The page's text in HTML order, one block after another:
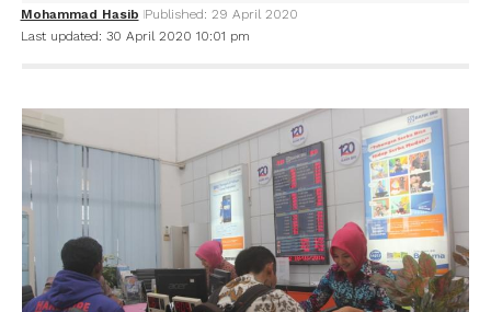
Last updated: 30 April 2020 10:01 pm
Mohammad Hasib Published: 29 April 2020